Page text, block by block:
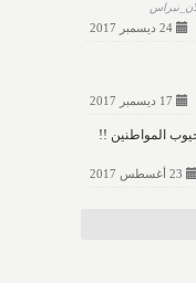
24 ديسمبر 2017
المواطنين !!